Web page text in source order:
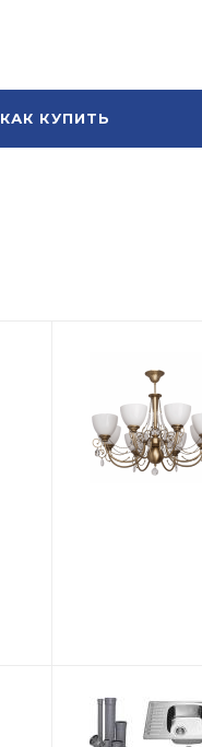
КАК КУПИТЬ